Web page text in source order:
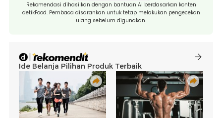
Rekomendasi dihasilkan dengan bantuan AI berdasarkan konten
detikFood. Pembaca disarankan untuk tetap melakukan pengecekan
ulang sebelum digunakan.